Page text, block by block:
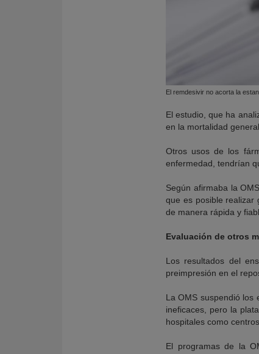
El remdesivir no acorta la
El estudio, que ha
en la mortalidad
Otros usos de los
enfermedad, tendrían
Según afirmaba la
que es posible realizar
de manera rápida y
Evaluación de otros
Los resultados del
preimpresión en el
La OMS suspendió los
ineficaces, pero la
hospitales como
El programas de la